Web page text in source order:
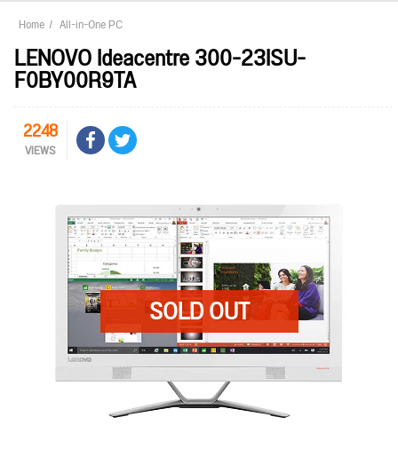
Home All-in-One PC
LENOVO Ideacentre 300-23ISU-
F0BY00R9TA
2248
VIEWS